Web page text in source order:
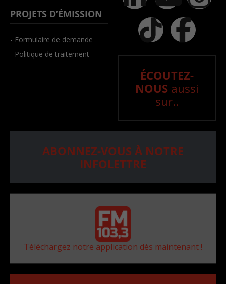
PROJETS D’ÉMISSION
- Formulaire de demande
- Politique de traitement
ÉCOUTEZ-
NOUS aussi
sur..
ABONNEZ-VOUS À NOTRE
INFOLETTRE
Téléchargez notre application dès maintenant !